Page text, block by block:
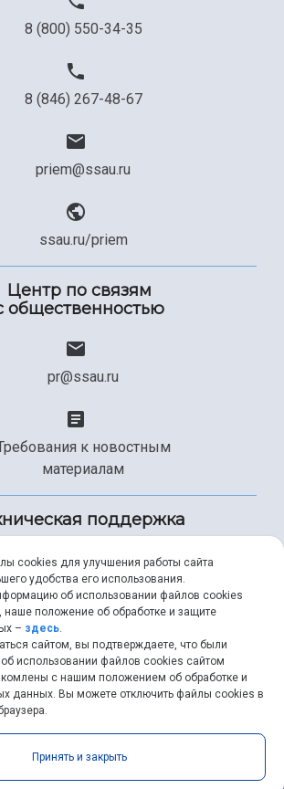
8 (800) 550-34-35
8 (846) 267-48-67
priem@ssau.ru
ssau.ru/priem
Центр по связям
общественностью
pr@ssau.ru
к новостным
материалам
поддержка
+7 (846) 267-49-99
help@ssau.ru
© 2026 |ssau.ru
cookies для улучшения работы сайта
удобства его использования.
об использовании файлов cookies
, наше положение об обработке и защите
– здесь.
сайтом, вы подтверждаете, что были
использовании файлов cookies сайтом
с нашим положением об обработке и
данных. Вы можете отключить файлы cookies в
Принять и закрыть